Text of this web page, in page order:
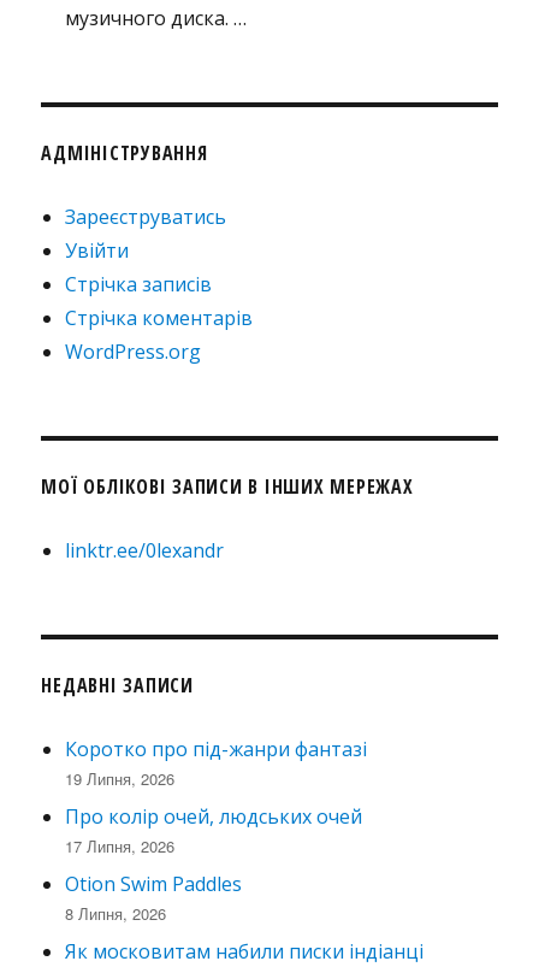
музичного диска. …
АДМІНІСТРУВАННЯ
Зареєструватись
Увійти
Стрічка записів
Стрічка коментарів
WordPress.org
МОЇ ОБЛІКОВІ ЗАПИСИ В ІНШИХ МЕРЕЖАХ
linktr.ee/0lexandr
НЕДАВНІ ЗАПИСИ
Коротко про під-жанри фантазі
19 Липня, 2026
Про колір очей, людських очей
17 Липня, 2026
Otion Swim Paddles
8 Липня, 2026
Як московитам набили писки індіанці